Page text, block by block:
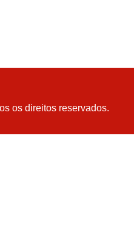
os direitos reservados.